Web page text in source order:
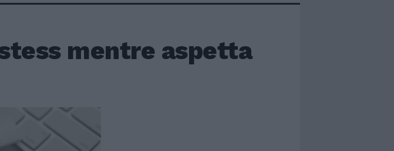
mentre aspetta